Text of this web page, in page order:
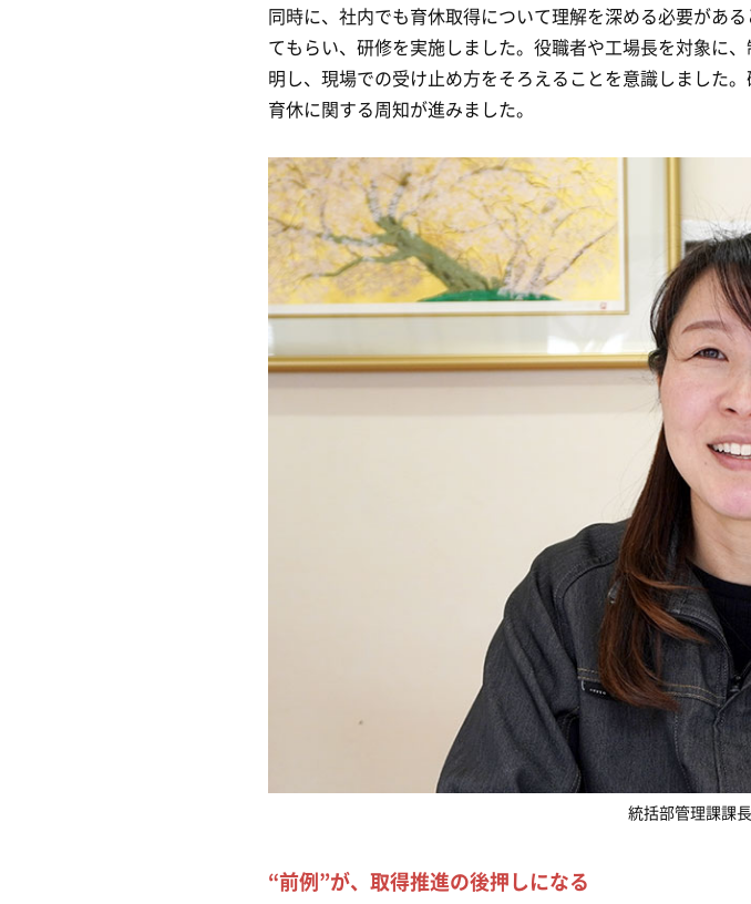
同時に、社内でも育休取得について理解を深める必要があ
てもらい、研修を実施しました。役職者や工場長を対象に
明し、現場での受け止め方をそろえることを意識しました
育休に関する周知が進みました。
統括部管理課課
“前例”が、取得推進の後押しになる